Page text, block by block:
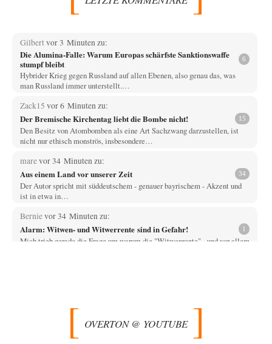
Gilbertvor 3 Minuten zu:
Die Alumina-Falle: Warum Europas schärfste Sanktionswaffe
stumpf bleibt
6
Hybrider Krieg gegen Russland auf allen Ebenen, also genau das, was
man Russland immer unterstellt.…
Zack15 vor 6 Minuten zu:
Der Bremische Kirchentag liebt die Bombe nicht! 15
Den Besitz von Atombomben als eine Art Sachzwang darzustellen, ist
nicht nur ethisch monströs, insbesondere…
marevor 34 Minuten zu:
Aus einem Land vor unserer Zeit 34
Der Autor spricht mit süddeutschem - genauer bayrischem - Akzent und
ist in etwa in…
Bernievor 34 Minuten zu:
Alarm: Witwen- und Witwerrente sind in Gefahr! 1
Mich trieb gerade die Frage um warum die "Witwenrente" - und vor allem
signorRossiSuchtDasGlückvor 1 Stunde zu:
Territoriale Neuordnung der Ukraine?
OVERTON @ YOUTUBE